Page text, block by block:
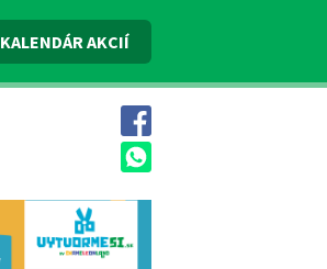
KALENDÁR AKCIÍ